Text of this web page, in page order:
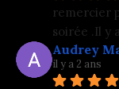
remercier
soirée .Il y
Audrey
il y a 2 ans